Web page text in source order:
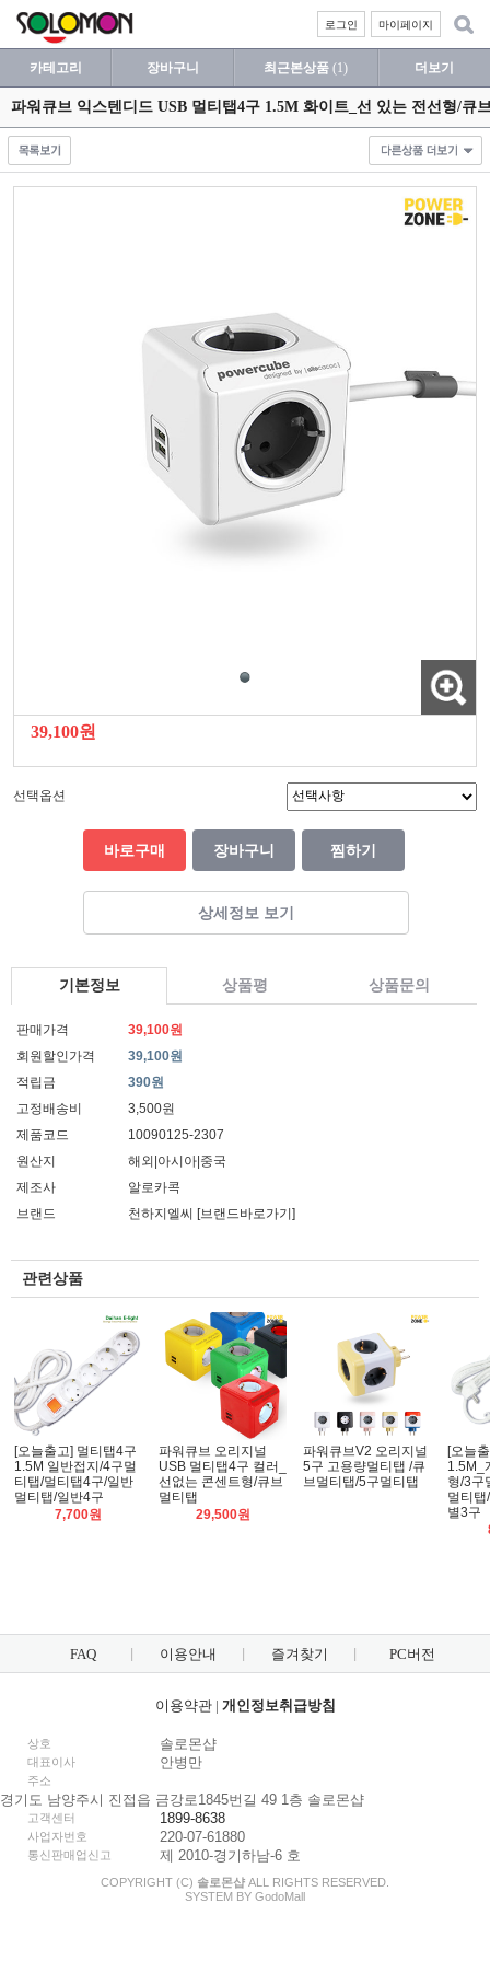
마이페이지
로그인
카테고리 장바구니 최근본상품 (1) 더보기
파워큐브 익스텐디드 USB 멀티탭4구 1.5M 화이트_선 있는 전선형/큐
39,100원
선택옵션
바로구매 장바구니 찜하기
상세정보 보기
기본정보 상품평 상품문의
판매가격
39,100원
회원할인가격
39,100원
적립금
390원
고정배송비
3,500원
제품코드
10090125-2307
원산지
해외|아시아|중국
제조사
알로카콕
브랜드
천하지엘씨 [브랜드바로가기]
관련상품
[오늘출고] 멀티탭4구
1.5M 일반접지/4구멀
티탭/멀티탭4구/일반
멀티탭/일반4구
7,700원
파워큐브 오리지널
USB 멀티탭4구 컬러_
선없는 콘센트형/큐브
멀티탭
29,500원
파워큐브V2 오리지널
5구 고용량멀티탭 /큐
브멀티탭/5구멀티탭
[오늘
1.5M_
형/3구
멀티
별3구
FAQ 이용안내 즐겨찾기 PC버전
이용약관| 개인정보취급방침
상호 솔로몬샵
대표이사 안병만
주소
경기도 남양주시 진접읍 금강로1845번길 49 1층 솔로몬샵
고객센터 1899-8638
사업자번호 220-07-61880
통신판매업신고 제 2010-경기하남-6 호
COPYRIGHT (C) 솔로몬샵 ALL RIGHTS RESERVED.
SYSTEM BY GodoMall